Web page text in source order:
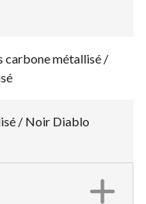
carbone métallisé /
/ Noir Diablo